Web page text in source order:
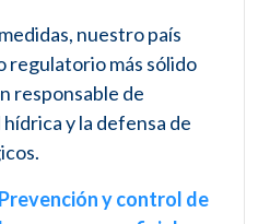
nuestro país
regulatorio más sólido
responsable de
y la defensa de
y control de